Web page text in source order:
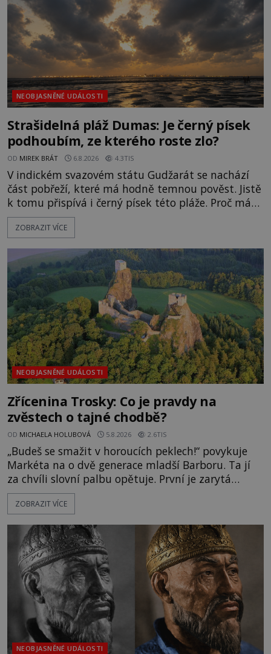
NEOBJASNĚNÉ UDÁLOSTI
Strašidelná pláž Dumas: Je černý písek
podhoubím, ze kterého roste zlo?
OD MIREK BRÁT 6.8.2026 4.3TIS
V indickém svazovém státu Gudžarát se nachází
část pobřeží, které má hodně temnou pověst. Jistě
k tomu přispívá i černý písek této pláže. Proč má
pláž takové netypické zbarvení? Nakolik jsou
pravdivé historky, že zde došlo k nevysvětlitelným
následovat. Vstupujeme na pláž Dumas ve městě
Surat. Gu
ZOBRAZIT VÍCE
NEOBJASNĚNÉ UDÁLOSTI
Zřícenina Trosky: Co je pravdy na
zvěstech o tajné chodbě?
OD MICHAELA HOLUBOVÁ 5.8.2026 2.6TIS
„Budeš se smažit v horoucích peklech!“ povykuje
Markéta na o dvě generace mladší Barboru. Ta jí
za chvíli slovní palbu opětuje. První je zarytá
katolička, druhá přesvědčená kališnice. A každá z
nich se usídlí na jedné z věží slavného hradu
mezi vůdce protihusitského boje. Za manželku má
skutečně jistou
ZOBRAZIT VÍCE
NEOBJASNĚNÉ UDÁLOSTI